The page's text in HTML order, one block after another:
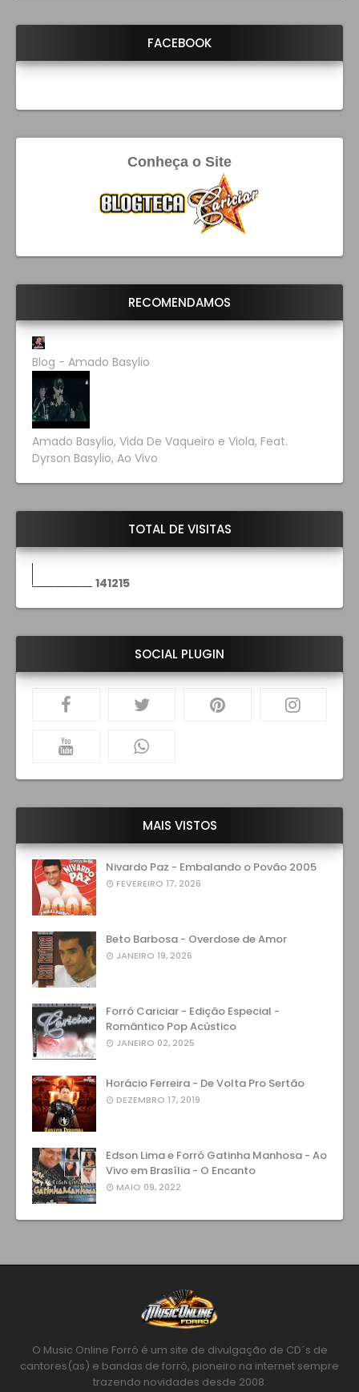
FACEBOOK
Conheça o Site
RECOMENDAMOS
Blog - Amado Basylio
Amado Basylio, Vida De Vaqueiro e Viola, Feat.
Dyrson Basylio, Ao Vivo
TOTAL DE VISITAS
141215
SOCIAL PLUGIN
MAIS VISTOS
Nivardo Paz - Embalando o Povão 2005
FEVEREIRO 17, 2026
Beto Barbosa - Overdose de Amor
JANEIRO 19, 2026
Forró Cariciar - Edição Especial -
Romântico Pop Acústico
JANEIRO 02, 2025
Horácio Ferreira - De Volta Pro Sertão
DEZEMBRO 17, 2019
Edson Lima e Forró Gatinha Manhosa - Ao
Vivo em Brasília - O Encanto
MAIO 09, 2022
O Music Online Forró é um site de divulgação de CD´s de
cantores(as) e bandas de forró, pioneiro na internet sempre
trazendo novidades desde 2008.